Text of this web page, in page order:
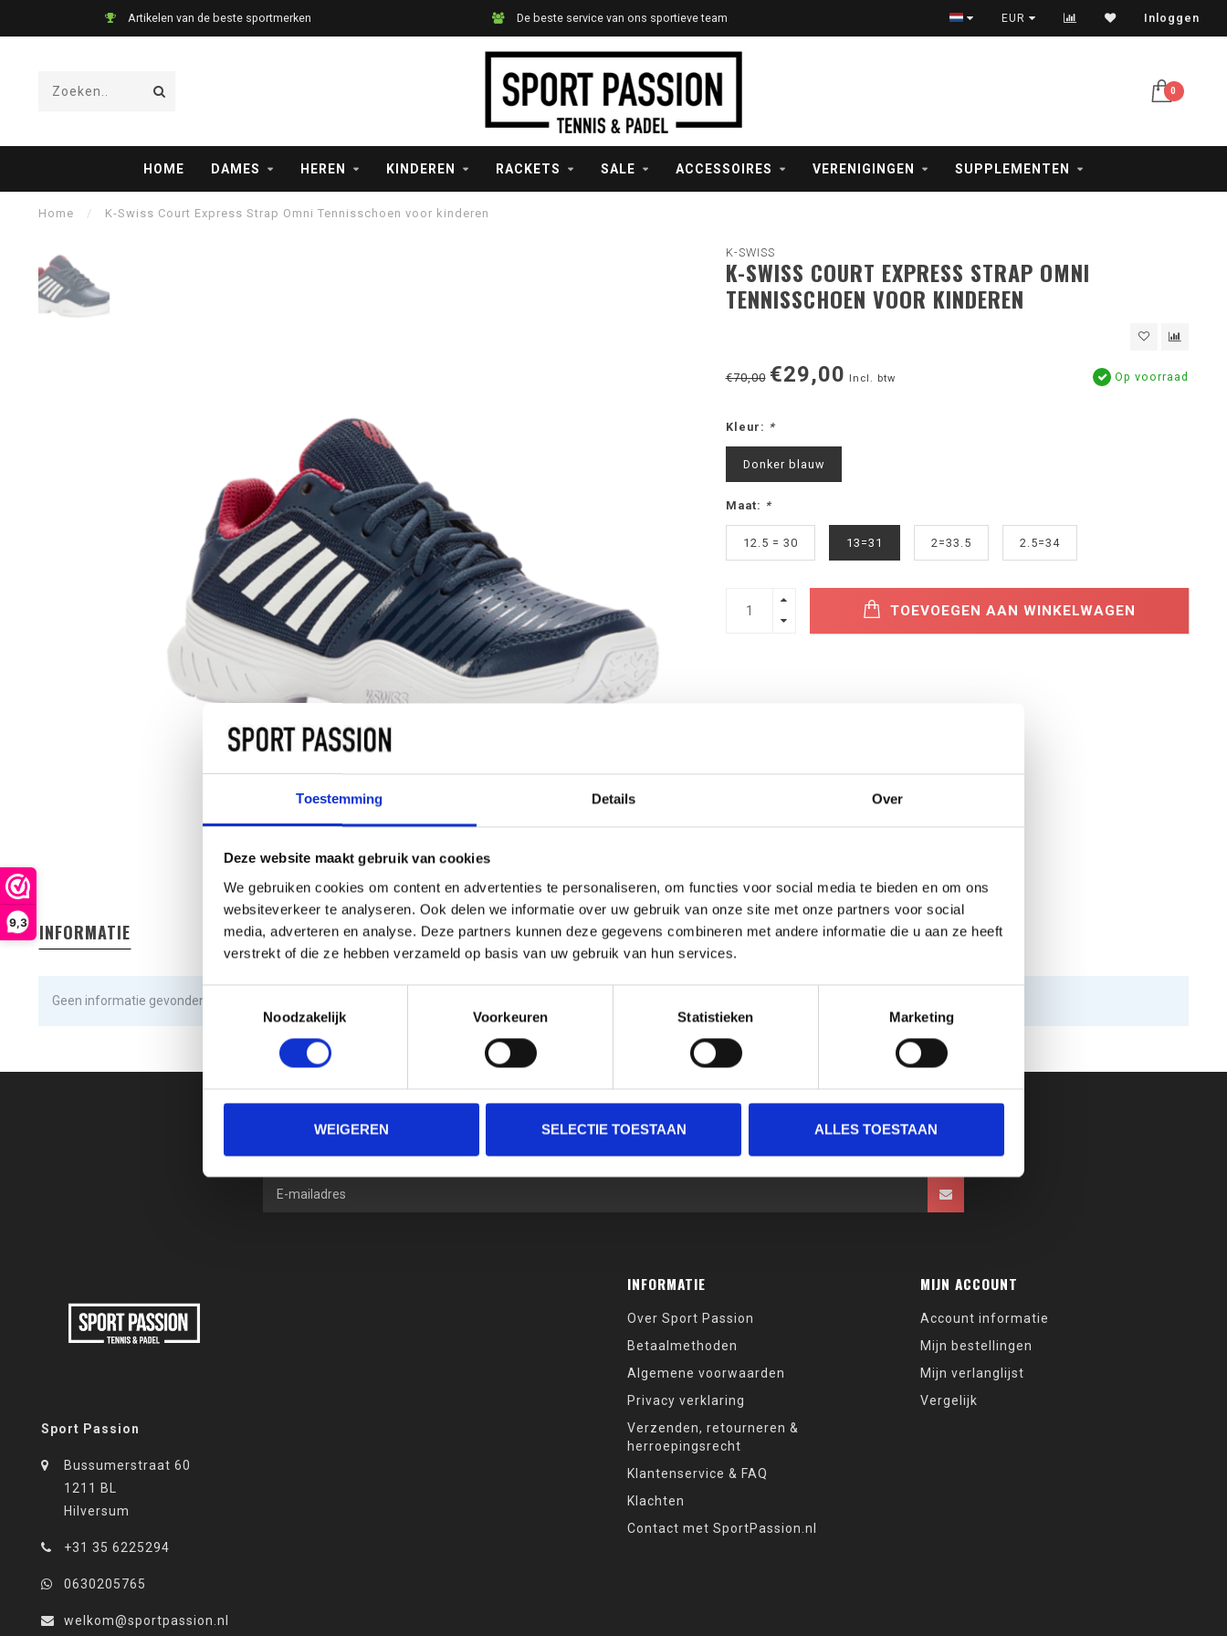
Toestemming Details Over
Deze website maakt gebruik van cookies
We gebruiken cookies om content en advertenties te personaliseren, om functies voor social media te bieden en om ons
websiteverkeer te analyseren. Ook delen we informatie over uw gebruik van onze site met onze partners voor social
media, adverteren en analyse. Deze partners kunnen deze gegevens combineren met andere informatie die u aan ze heeft
verstrekt of die ze hebben verzameld op basis van uw gebruik van hun services.
Toestemmingsselectie
Noodzakelijk
Voorkeuren Statistieken Marketing
WEIGEREN SELECTIE TOESTAAN ALLES TOESTAAN
9,3
Artikelen van de beste sportmerken De beste service van ons sportieve team Vóór 17 uur besteld = vandaag verzonden
EUR Inloggen
0
HOME DAMES HEREN KINDEREN RACKETS SALE ACCESSOIRES VERENIGINGEN SUPPLEMENTEN
Home / K-Swiss Court Express Strap Omni Tennisschoen voor kinderen
K-SWISS
K-SWISS COURT EXPRESS STRAP OMNI
TENNISSCHOEN VOOR KINDEREN
€70,00 €29,00 Incl. btw Op voorraad
Kleur: *
Donker blauw
Maat: *
12.5 = 30 13=31 2=33.5 2.5=34
TOEVOEGEN AAN WINKELWAGEN
INFORMATIE
Geen informatie gevonden
SCHRIJF JE IN VOOR ONZE NIEUWSBRIEF
En ontvang direct 10% korting in onze webwinkel
Sport Passion
Bussumerstraat 60
1211 BL
Hilversum
+31 35 6225294
0630205765
welkom@sportpassion.nl
INFORMATIE
Over Sport Passion
Betaalmethoden
Algemene voorwaarden
Privacy verklaring
Verzenden, retourneren &
herroepingsrecht
Klantenservice & FAQ
Klachten
Contact met SportPassion.nl
MIJN ACCOUNT
Account informatie
Mijn bestellingen
Mijn verlanglijst
Vergelijk